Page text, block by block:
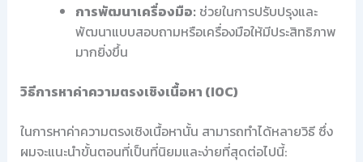
การพัฒนาเครื่องมือ: ช่วยในการปรับปรุงและ
พัฒนาแบบสอบถามหรือเครื่องมือให้มีประสิทธิภาพ
มากยิ่งขึ้น
วิธีการหาค่าความตรงเชิงเนื้อหา (IOC)
ในการหาค่าความตรงเชิงเนื้อหานั้น สามารถทำได้หลายวิธี ซึ่ง
ผมจะแนะนำขั้นตอนที่เป็นที่นิยมและง่ายที่สุดต่อไปนี้: